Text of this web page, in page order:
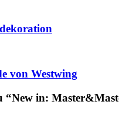
von Westwing
“New in: